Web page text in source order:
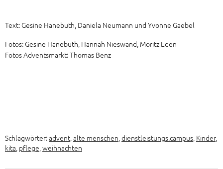
Text: Gesine Hanebuth, Daniela Neumann und Yvonne Gaebel
Fotos: Gesine Hanebuth, Hannah Nieswand, Moritz Eden
Fotos Adventsmarkt: Thomas Benz
Schlagwörter:advent alte menschen dienstleistungs.campus Kinder,
kita pflege weihnachten